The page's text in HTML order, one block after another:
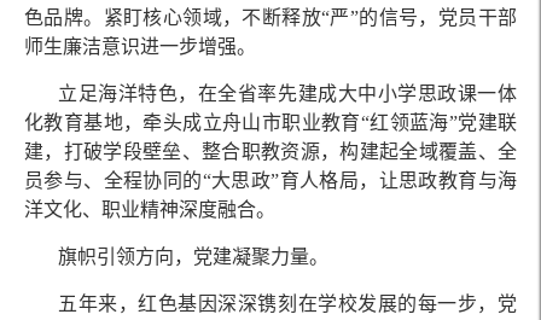
色品牌。紧盯核心领域，不断释放“严”的信号，党员干部
师生廉洁意识进一步增强。
立足海洋特色，在全省率先建成大中小学思政课一体
化教育基地，牵头成立舟山市职业教育“红领蓝海”党建联
建，打破学段壁垒、整合职教资源，构建起全域覆盖、全
员参与、全程协同的“大思政”育人格局，让思政教育与海
洋文化、职业精神深度融合。
旗帜引领方向，党建凝聚力量。
五年来，红色基因深深镌刻在学校发展的每一步，党